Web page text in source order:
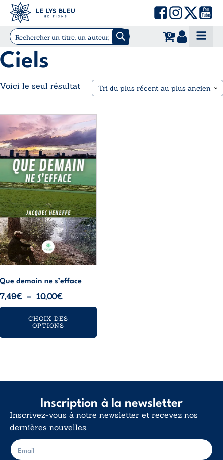
0
Ciels
Voici le seul résultat
Que demain ne s’efface
7,49€ – 10,00€Plage
de
prix :
CHOIX DES
OPTIONS
produit
a
plusieurs
variations.
Les
options
peuvent
être
choisies
sur
la
du
produit
Inscription à la newsletter
Inscrivez-vous à notre newsletter et recevez nos
dernières nouvelles.
E
-